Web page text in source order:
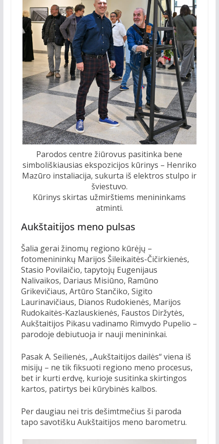
Parodos centre žiūrovus pasitinka bene
simboliškiausias ekspozicijos kūrinys – Henriko
Mazūro instaliacija, sukurta iš elektros stulpo ir
šviestuvo.
Kūrinys skirtas užmirštiems menininkams
atminti.
Aukštaitijos meno pulsas
Šalia gerai žinomų regiono kūrėjų –
fotomenininkų Marijos Šileikaitės-Čičirkienės,
Stasio Povilaičio, tapytojų Eugenijaus
Nalivaikos, Dariaus Misiūno, Ramūno
Grikevičiaus, Artūro Stančiko, Sigito
Laurinavičiaus, Dianos Rudokienės, Marijos
Rudokaitės-Kazlauskienės, Faustos Diržytės,
Aukštaitijos Pikasu vadinamo Rimvydo Pupelio –
parodoje debiutuoja ir nauji menininkai.
Pasak A. Seilienės, „Aukštaitijos dailės“ viena iš
misijų – ne tik fiksuoti regiono meno procesus,
bet ir kurti erdvę, kurioje susitinka skirtingos
kartos, patirtys bei kūrybinės kalbos.
Per daugiau nei tris dešimtmečius ši paroda
tapo savotišku Aukštaitijos meno barometru.